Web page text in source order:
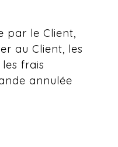
par le Client,
au Client, les
frais
annulée